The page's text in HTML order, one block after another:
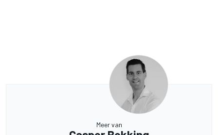
Meer van